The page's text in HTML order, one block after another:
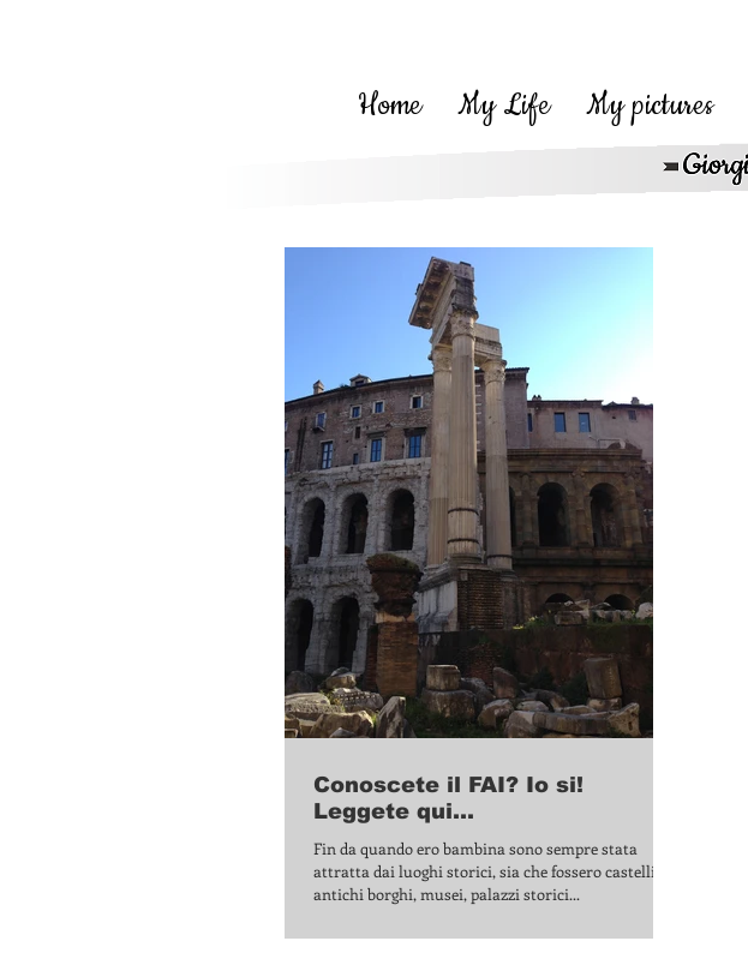
Conoscete il FAI? Io si!
Leggete qui...
Fin da quando ero bambina sono sempre stata
attratta dai luoghi storici, sia che fossero castelli,
antichi borghi, musei, palazzi storici...
Home My Life My pictures